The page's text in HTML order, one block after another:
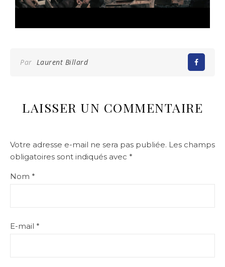
Par Laurent Billard
LAISSER UN COMMENTAIRE
Votre adresse e-mail ne sera pas publiée. Les champs
obligatoires sont indiqués avec *
Nom *
E-mail *